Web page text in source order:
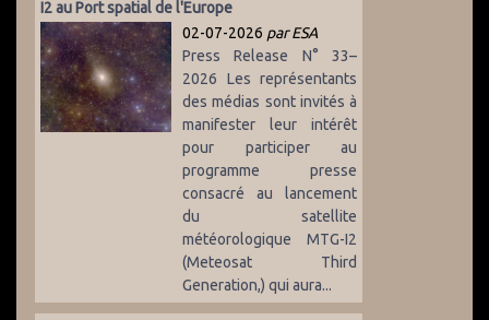
I2 au Port spatial de l'Europe
02-07-2026 par ESA
Press Release N° 33–
2026 Les représentants
des médias sont invités à
manifester leur intérêt
pour participer au
programme presse
consacré au lancement
du satellite
météorologique MTG-I2
(Meteosat Third
Generation,) qui aura...